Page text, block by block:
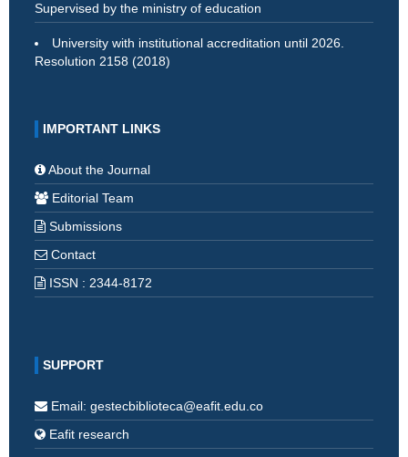
Supervised by the ministry of education
University with institutional accreditation until 2026.
Resolution 2158 (2018)
IMPORTANT LINKS
About the Journal
Editorial Team
Submissions
Contact
ISSN : 2344-8172
SUPPORT
Email: gestecbiblioteca@eafit.edu.co
Eafit research